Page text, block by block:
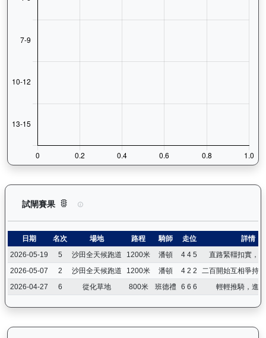
試閘賽果 銳逸（L417）— 試閘賽果紀錄：查看馬匹所有
日期 名次 場地 路程 騎師 走位
詳情
2026-05-19
5 沙田全天候跑道 1200米 潘頓 4 4 5
直路緊韁扣實，
2026-05-07
2 沙田全天候跑道 1200米 潘頓 4 2 2
二百開始互相爭持
2026-04-27
6 從化草地 800米 班德禮 6 6 6 輕輕推騎，進